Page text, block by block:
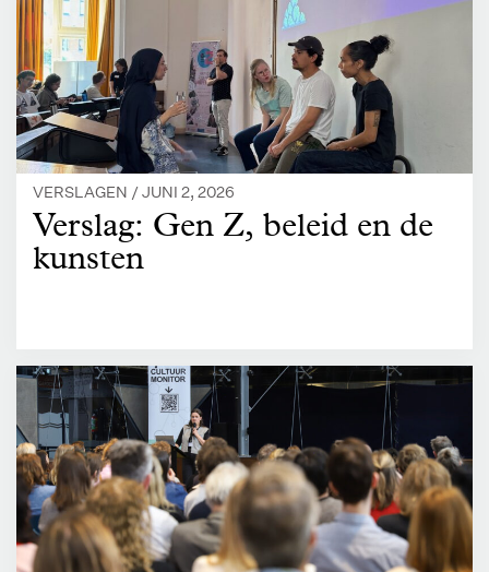
VERSLAGEN /JUNI 2, 2026
Verslag: Gen Z, beleid en de
kunsten